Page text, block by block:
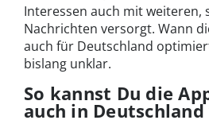
Interessen auch mit weiteren,
Nachrichten versorgt. Wann
auch für Deutschland
bislang unklar.
So kannst Du die
auch in